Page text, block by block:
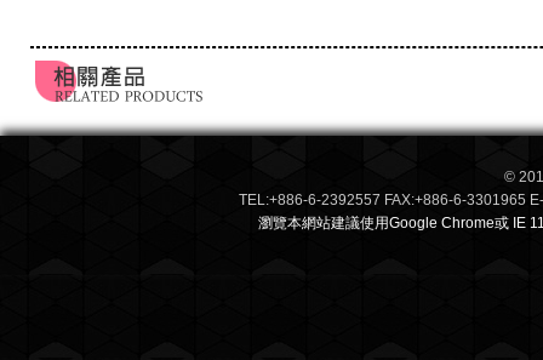
©
TEL:+886-6-2392557 FAX:+886-6-3301965
瀏覽本網站建議使用Google Chrome或 IE